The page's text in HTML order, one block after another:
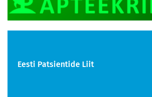
Eesti Patsientide Liit